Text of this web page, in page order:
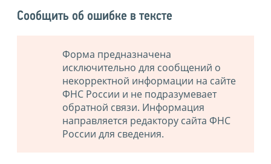
Сообщить об ошибке в тексте
Форма предназначена
исключительно для сообщений о
некорректной информации на сайте
ФНС России и не подразумевает
обратной связи. Информация
направляется редактору сайта ФНС
России для сведения.